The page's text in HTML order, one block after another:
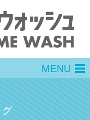
MENU
グ